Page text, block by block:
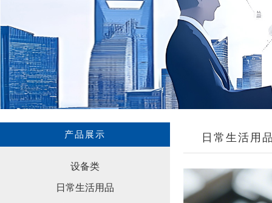
产品展示
设备类
日常生活用品
日常生活用